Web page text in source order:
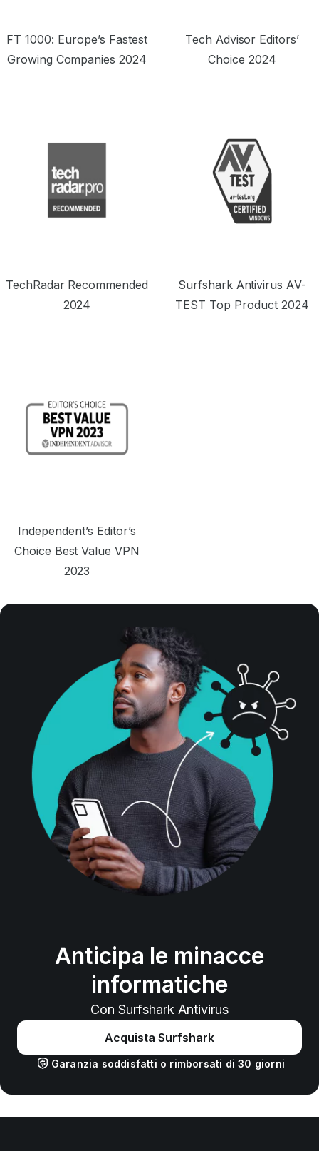
FT 1000: Europe’s Fastest
Growing Companies 2024
Tech Advisor Editors’
Choice 2024
TechRadar Recommended
2024
Surfshark Antivirus AV-
TEST Top Product 2024
Independent’s Editor’s
Choice Best Value VPN
2023
Anticipa le minacce
informatiche
Con Surfshark Antivirus
Acquista Surfshark
Garanzia soddisfatti o rimborsati di 30 giorni